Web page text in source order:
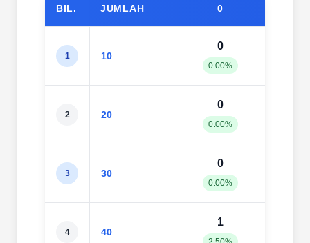
BIL. JUMLAH 0
1 10
0
0.00%
2 20
0
0.00%
3 30
0
0.00%
4 40
1